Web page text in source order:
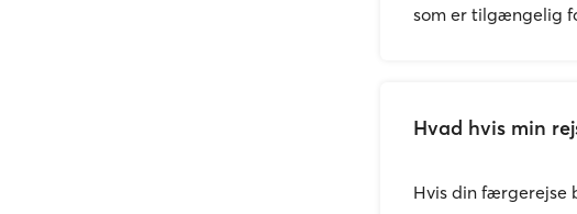
som er tilgængelig
Hvad hvis min
Hvis din færgerejse